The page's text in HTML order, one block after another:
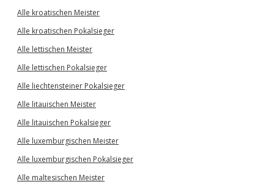
Alle kroatischen Meister
Alle kroatischen Pokalsieger
Alle lettischen Meister
Alle lettischen Pokalsieger
Alle liechtensteiner Pokalsieger
Alle litauischen Meister
Alle litauischen Pokalsieger
Alle luxemburgischen Meister
Alle luxemburgischen Pokalsieger
Alle maltesischen Meister